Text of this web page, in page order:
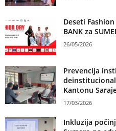
Deseti
BANK za
26/05/2026
Prevencija
Kantonu
17/03/2026
Inkluzija